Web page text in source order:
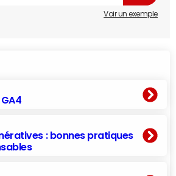
Voir un exemple
: bonnes pratiques